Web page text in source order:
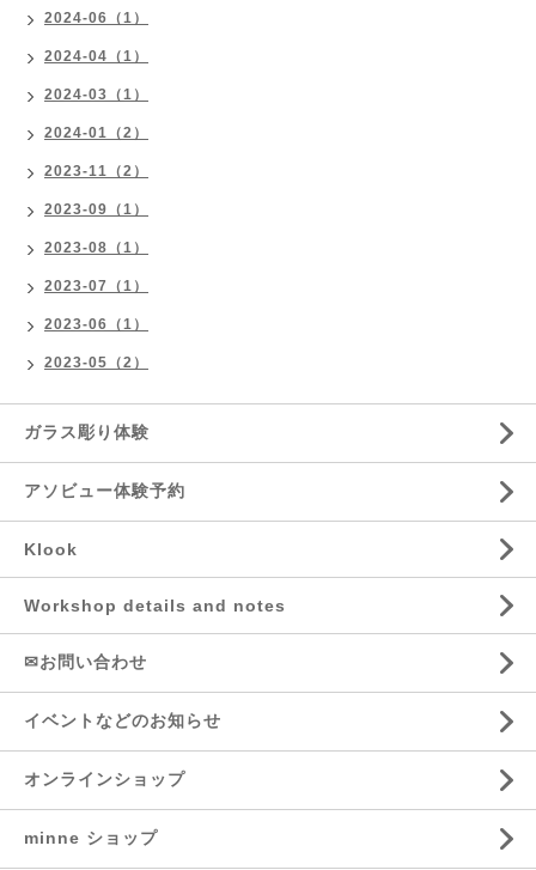
2024-06（1）
2024-04（1）
2024-03（1）
2024-01（2）
2023-11（2）
2023-09（1）
2023-08（1）
2023-07（1）
2023-06（1）
2023-05（2）
ガラス彫り体験
アソビュー体験予約
Klook
Workshop details and notes
✉お問い合わせ
イベントなどのお知らせ
オンラインショップ
minne ショップ